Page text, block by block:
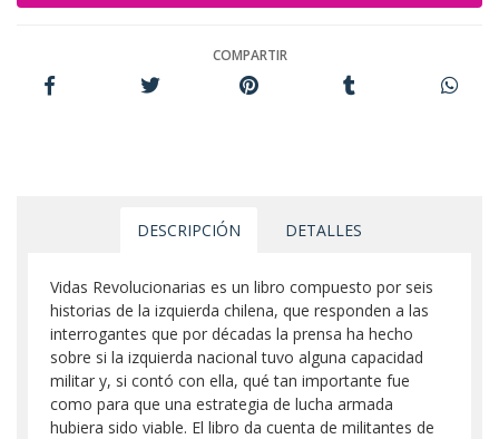
COMPARTIR
DESCRIPCIÓN DETALLES
Vidas Revolucionarias es un libro compuesto por seis
historias de la izquierda chilena, que responden a las
interrogantes que por décadas la prensa ha hecho
sobre si la izquierda nacional tuvo alguna capacidad
militar y, si contó con ella, qué tan importante fue
como para que una estrategia de lucha armada
hubiera sido viable. El libro da cuenta de militantes de